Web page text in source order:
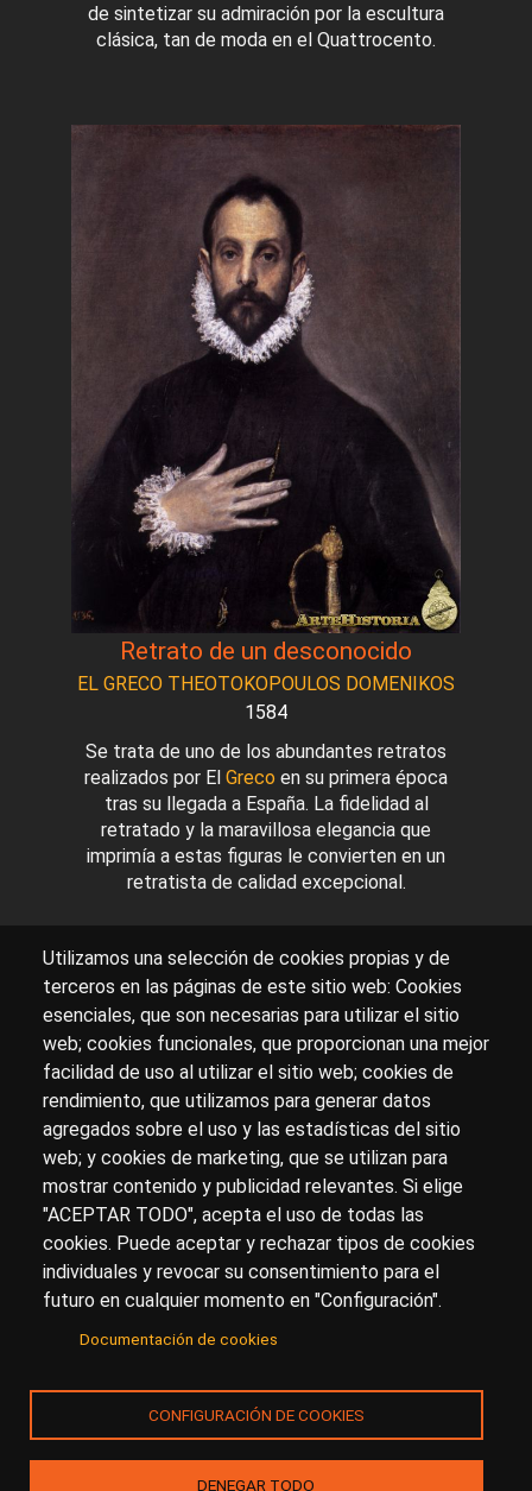
de sintetizar su admiración por la escultura
clásica, tan de moda en el Quattrocento.
Retrato de un desconocido
EL GRECO THEOTOKOPOULOS DOMENIKOS
1584
Se trata de uno de los abundantes retratos
realizados por El Greco en su primera época
tras su llegada a España. La fidelidad al
retratado y la maravillosa elegancia que
imprimía a estas figuras le convierten en un
retratista de calidad excepcional.
Sobre artehistoria.com
Para ponerte en contacto con nosotros, escríbenos en
el formulario decontacto
Accesibilidad
Aviso Legal Privacidad
Utilizamos una selección de cookies propias y de
terceros en las páginas de este sitio web: Cookies
esenciales, que son necesarias para utilizar el sitio
web; cookies funcionales, que proporcionan una mejor
facilidad de uso al utilizar el sitio web; cookies de
rendimiento, que utilizamos para generar datos
agregados sobre el uso y las estadísticas del sitio
web; y cookies de marketing, que se utilizan para
mostrar contenido y publicidad relevantes. Si elige
"ACEPTAR TODO", acepta el uso de todas las
cookies. Puede aceptar y rechazar tipos de cookies
individuales y revocar su consentimiento para el
futuro en cualquier momento en "Configuración".
Documentación de cookies
CONFIGURACIÓN DE COOKIES
DENEGAR TODO
© Copyright 2017.arteHistoria&Toools, S.Lo sus
licenciantes son los propietarios de todos los derechos
de propiedad intelectual e industrial de:
(a) este sitio web publicado bajo el dominio
(b) todo el material publicado en artehistoria.com
(incluyendo, sin limitación, textos, imágenes, fotografías,
dibujos, música, marcas o logotipos, estructura y diseño
de la composición de cada una de las páginas